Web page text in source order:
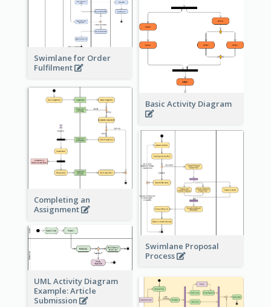
Swimlane for Order
Fulfilment
Basic Activity Diagram
Completing an
Assignment
Swimlane Proposal
Process
UML Activity Diagram
Example: Article
Submission